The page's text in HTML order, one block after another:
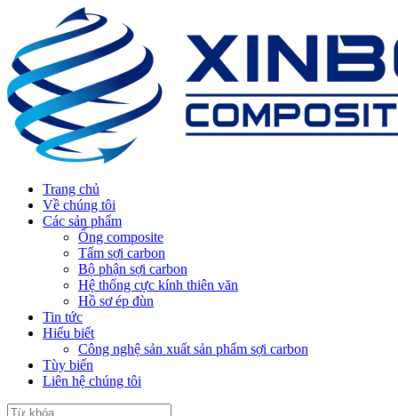
Trang chủ
Về chúng tôi
Các sản phẩm
Ống composite
Tấm sợi carbon
Bộ phận sợi carbon
Hệ thống cực kính thiên văn
Hồ sơ ép đùn
Tin tức
Hiểu biết
Công nghệ sản xuất sản phẩm sợi carbon
Tùy biến
Liên hệ chúng tôi